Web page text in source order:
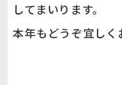
してまいります。
本年もどうぞ宜しく